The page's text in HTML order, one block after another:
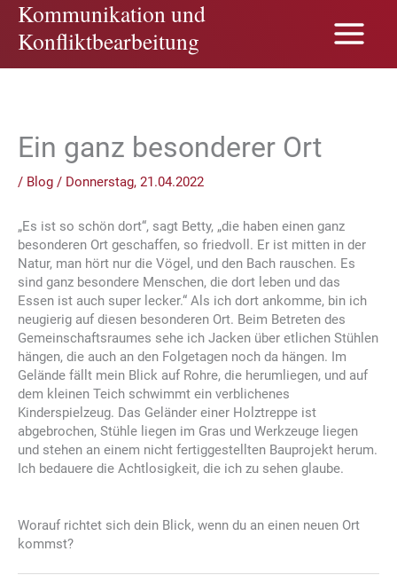
Zum
Inhalt
springen
Kommunikation und
Konfliktbearbeitung
Ein ganz besonderer Ort
/ Blog / Donnerstag, 21.04.2022
„Es ist so schön dort“, sagt Betty, „die haben einen ganz
besonderen Ort geschaffen, so friedvoll. Er ist mitten in der
Natur, man hört nur die Vögel, und den Bach rauschen. Es
sind ganz besondere Menschen, die dort leben und das
Essen ist auch super lecker.“ Als ich dort ankomme, bin ich
neugierig auf diesen besonderen Ort. Beim Betreten des
Gemeinschaftsraumes sehe ich Jacken über etlichen Stühlen
hängen, die auch an den Folgetagen noch da hängen. Im
Gelände fällt mein Blick auf Rohre, die herumliegen, und auf
dem kleinen Teich schwimmt ein verblichenes
Kinderspielzeug. Das Geländer einer Holztreppe ist
abgebrochen, Stühle liegen im Gras und Werkzeuge liegen
und stehen an einem nicht fertiggestellten Bauprojekt herum.
Ich bedauere die Achtlosigkeit, die ich zu sehen glaube.
Worauf richtet sich dein Blick, wenn du an einen neuen Ort
kommst?